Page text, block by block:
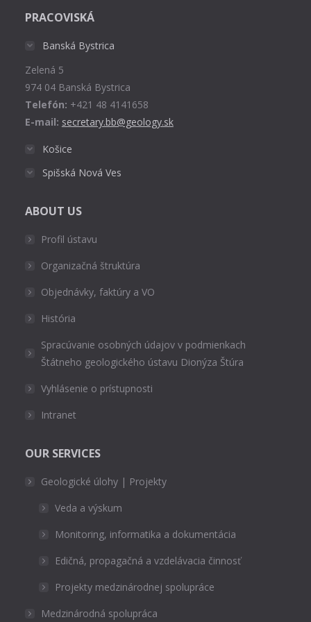
opens
window
PRACOVISKÁ
Banská Bystrica
Zelená 5
974 04 Banská Bystrica
Telefón: +421 48 4141658
E-mail: secretary.bb@geology.sk
Košice
Spišská Nová Ves
ABOUT US
Profil ústavu
Organizačná štruktúra
Objednávky, faktúry a VO
História
Spracúvanie osobných údajov v podmienkach
Štátneho geologického ústavu Dionýza Štúra
Vyhlásenie o prístupnosti
Intranet
OUR SERVICES
Geologické úlohy | Projekty
Veda a výskum
Monitoring, informatika a dokumentácia
Edičná, propagačná a vzdelávacia činnosť
Projekty medzinárodnej spolupráce
Medzinárodná spolupráca